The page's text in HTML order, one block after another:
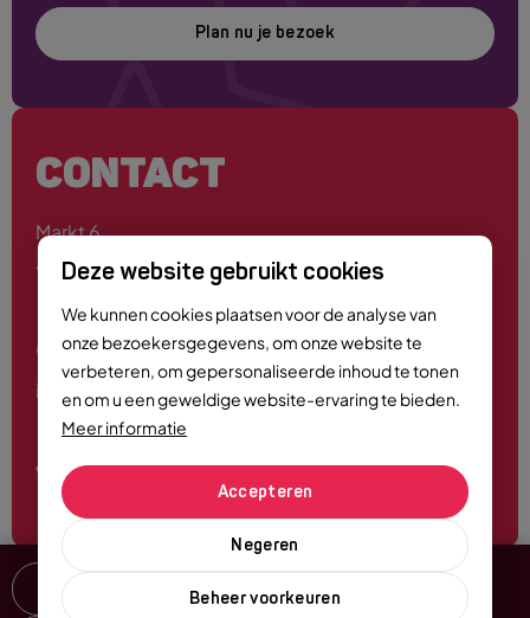
Deze website gebruikt cookies
We kunnen cookies plaatsen voor de analyse van
onze bezoekersgegevens, om onze website te
verbeteren, om gepersonaliseerde inhoud te tonen
en om u een geweldige website-ervaring te bieden.
Meer informatie
Beheer voorkeuren
Negeren
Accepteren
Plan nu je bezoek
CONTACT
Markt 6
4701 PE Roosendaal
0165 - 55 44 00
info@roosendaalcitymarketing.nl
Volg ons